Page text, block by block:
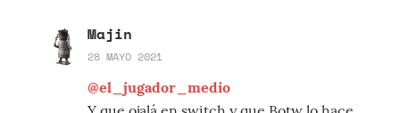
Majin
28 MAYO 2021
@el_jugador_medio